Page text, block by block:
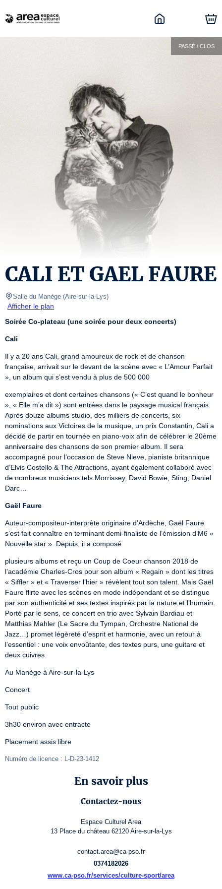
PASSÉ / CLOS
CALI ET GAEL FAURE
Salle du Manège (Aire-sur-la-Lys)
Afficher le plan
Soirée Co-plateau (une soirée pour deux concerts)
Cali
Il y a 20 ans Cali, grand amoureux de rock et de chanson
française, arrivait sur le devant de la scène avec « L’Amour Parfait
», un album qui s’est vendu à plus de 500 000
exemplaires et dont certaines chansons (« C’est quand le bonheur
», « Elle m’a dit ») sont entrées dans le paysage musical français.
Après douze albums studio, des milliers de concerts, six
nominations aux Victoires de la musique, un prix Constantin, Cali a
décidé de partir en tournée en piano-voix afin de célébrer le 20ème
anniversaire des chansons de son premier album. Il sera
accompagné pour l’occasion de Steve Nieve, pianiste britannique
d’Elvis Costello & The Attractions, ayant également collaboré avec
de nombreux musiciens tels Morrissey, David Bowie, Sting, Daniel
Darc…
Gaël Faure
Auteur-compositeur-interprète originaire d’Ardèche, Gaël Faure
s’est fait connaître en terminant demi-finaliste de l’émission d’M6 «
Nouvelle star ». Depuis, il a composé
plusieurs albums et reçu un Coup de Coeur chanson 2018 de
l’académie Charles-Cros pour son album « Regain » dont les titres
« Siffler » et « Traverser l’hier » révèlent tout son talent. Mais Gaël
Faure flirte avec les scènes en mode indépendant et se distingue
par son authenticité et ses textes inspirés par la nature et l’humain.
Porté par le sens, ce concert en trio avec Sylvain Bardiau et
Matthias Mahler (Le Sacre du Tympan, Orchestre National de
Jazz…) promet légèreté d’esprit et harmonie, avec un retour à
l’essentiel : une voix envoûtante, des textes purs, une guitare et
deux cuivres.
Au Manège à Aire-sur-la-Lys
Concert
Tout public
3h30 environ avec entracte
Placement assis libre
Numéro de licence : L-D-23-1412
En savoir plus
Contactez-nous
Espace Culturel Area
13 Place du château 62120 Aire-sur-la-Lys
contact.area@ca-pso.fr
0374182026
www.ca-pso.fr/services/culture-sport/area